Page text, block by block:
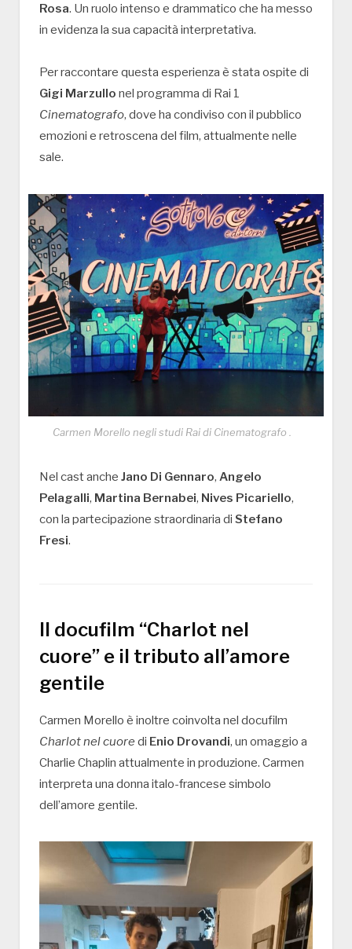
Rosa. Un ruolo intenso e drammatico che ha messo
in evidenza la sua capacità interpretativa.
Per raccontare questa esperienza è stata ospite di
Gigi Marzullo nel programma di Rai 1
Cinematografo, dove ha condiviso con il pubblico
emozioni e retroscena del film, attualmente nelle
sale.
Carmen Morello negli studi Rai di Cinematografo .
Nel cast anche Jano Di Gennaro, Angelo
Pelagalli, Martina Bernabei, Nives Picariello,
con la partecipazione straordinaria di Stefano
Fresi.
Il docufilm “Charlot nel
cuore” e il tributo all’amore
gentile
Carmen Morello è inoltre coinvolta nel docufilm
Charlot nel cuore di Enio Drovandi, un omaggio a
Charlie Chaplin attualmente in produzione. Carmen
interpreta una donna italo-francese simbolo
dell’amore gentile.